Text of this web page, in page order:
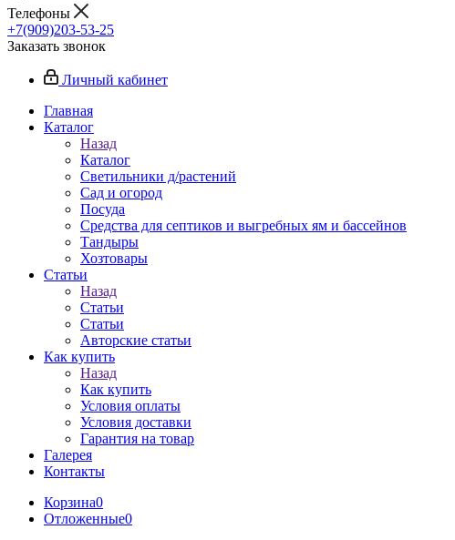
Телефоны
+7(909)203-53-25
Заказать звонок
Личный кабинет
Главная
Каталог
Назад
Каталог
Светильники д/растений
Сад и огород
Посуда
Средства для септиков и выгребных ям и бассейнов
Тандыры
Хозтовары
Статьи
Назад
Статьи
Статьи
Авторские статьи
Как купить
Назад
Как купить
Условия оплаты
Условия доставки
Гарантия на товар
Галерея
Контакты
Корзина0
Отложенные0